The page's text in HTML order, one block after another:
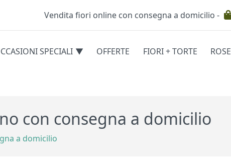
Testata
Vendita fiori online con consegna a domicilio -
SPECIALI OFFERTE FIORI + TORTE ROSE
con consegna a domicilio
a domicilio